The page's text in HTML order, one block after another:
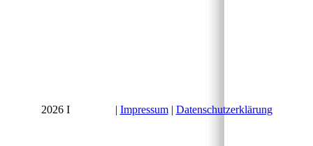
2026 I | Impressum| Datenschutzerklärung